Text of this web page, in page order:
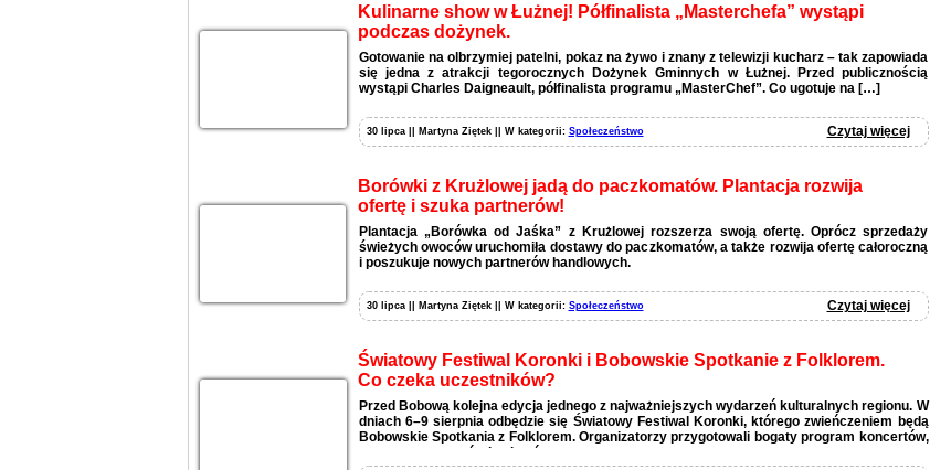
Kulinarne show w Łużnej! Półfinalista „Masterchefa” wystąpi
podczas dożynek.
Gotowanie na olbrzymiej patelni, pokaz na żywo i znany z telewizji kucharz – tak zapowiada
się jedna z atrakcji tegorocznych Dożynek Gminnych w Łużnej. Przed publicznością
wystąpi Charles Daigneault, półfinalista programu „MasterChef”. Co ugotuje na […]
30 lipca || Martyna Ziętek || W kategorii: Społeczeństwo Czytaj więcej
Borówki z Krużlowej jadą do paczkomatów. Plantacja rozwija
ofertę i szuka partnerów!
Plantacja „Borówka od Jaśka” z Krużlowej rozszerza swoją ofertę. Oprócz sprzedaży
świeżych owoców uruchomiła dostawy do paczkomatów, a także rozwija ofertę całoroczną
i poszukuje nowych partnerów handlowych.
30 lipca || Martyna Ziętek || W kategorii: Społeczeństwo Czytaj więcej
Światowy Festiwal Koronki i Bobowskie Spotkanie z Folklorem.
Co czeka uczestników?
Przed Bobową kolejna edycja jednego z najważniejszych wydarzeń kulturalnych regionu. W
dniach 6–9 sierpnia odbędzie się Światowy Festiwal Koronki, którego zwieńczeniem będą
Bobowskie Spotkania z Folklorem. Organizatorzy przygotowali bogaty program koncertów,
wystaw, warsztatów i pokazów.